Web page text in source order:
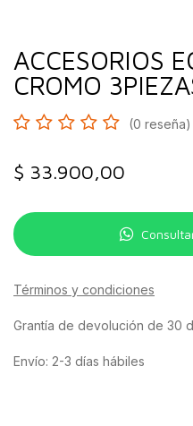
ACCESORIOS
CROMO
(0 reseña)
$ 33.900,00
Términos y condiciones
Grantía de devolución de 30
Envío: 2-3 días hábiles